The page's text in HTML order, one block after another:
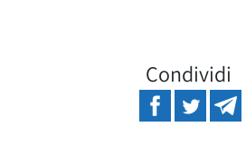
Condividi